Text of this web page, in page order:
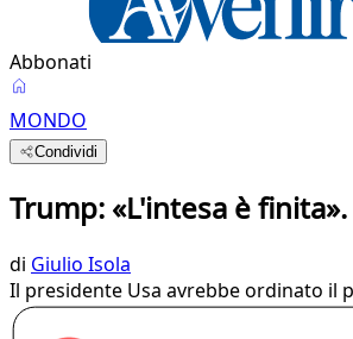
Abbonati
MONDO
Condividi
Trump: «L'intesa è
di Giulio Isola
Il presidente Usa avrebbe ordinato il